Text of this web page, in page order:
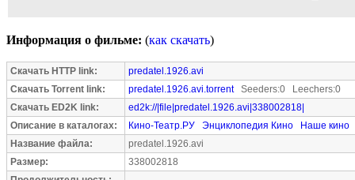
Информация о фильме: (как скачать)
Скачать HTTP link:
predatel.1926.avi
Скачать Torrent link:
predatel.1926.avi.torrentSeeders:0 Leechers:0
Скачать ED2K link:
ed2k://|file|predatel.1926.avi|338002818|
Описание в каталогах:
Кино-Театр.РУ Энциклопедия Кино
Наше кино
Название файла:
predatel.1926.avi
Размер:
338002818